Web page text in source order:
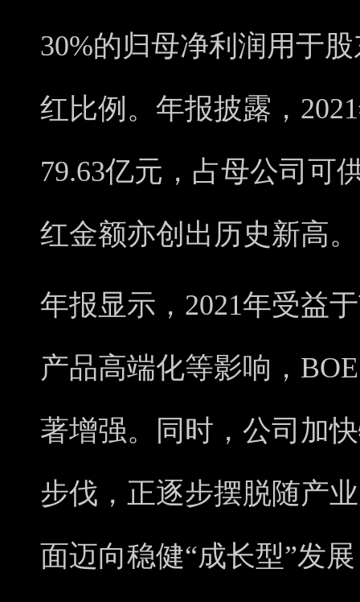
30%的归母净利润用于
红比例。年报披露，
79.63亿元，占母公司可
红金额亦创出历史新高。
年报显示，2021年受益
产品高端化等影响，
著增强。同时，公司加
步伐，正逐步摆脱随产
面迈向稳健“成长型”发